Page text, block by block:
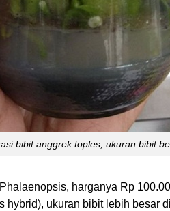
bibit anggrek toples, ukuran bibit
harganya Rp
ukuran bibit lebih besar